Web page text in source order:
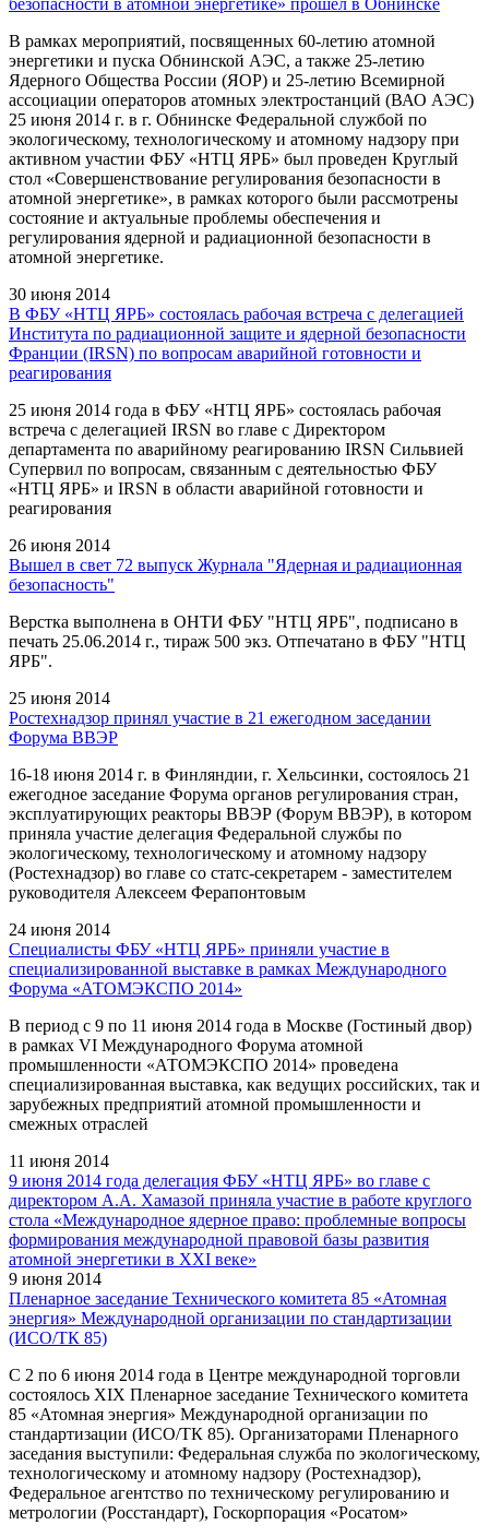
безопасности в атомной энергетике» прошел в Обнинске
В рамках мероприятий, посвященных 60-летию атомной
энергетики и пуска Обнинской АЭС, а также 25-летию
Ядерного Общества России (ЯОР) и 25-летию Всемирной
ассоциации операторов атомных электростанций (ВАО АЭС)
25 июня 2014 г. в г. Обнинске Федеральной службой по
экологическому, технологическому и атомному надзору при
активном участии ФБУ «НТЦ ЯРБ» был проведен Круглый
стол «Совершенствование регулирования безопасности в
атомной энергетике», в рамках которого были рассмотрены
состояние и актуальные проблемы обеспечения и
регулирования ядерной и радиационной безопасности в
атомной энергетике.
30 июня 2014
В ФБУ «НТЦ ЯРБ» состоялась рабочая встреча с делегацией
Института по радиационной защите и ядерной безопасности
Франции (IRSN) по вопросам аварийной готовности и
реагирования
25 июня 2014 года в ФБУ «НТЦ ЯРБ» состоялась рабочая
встреча с делегацией IRSN во главе с Директором
департамента по аварийному реагированию IRSN Сильвией
Супервил по вопросам, связанным с деятельностью ФБУ
«НТЦ ЯРБ» и IRSN в области аварийной готовности и
реагирования
26 июня 2014
Вышел в свет 72 выпуск Журнала "Ядерная и радиационная
безопасность"
Верстка выполнена в ОНТИ ФБУ "НТЦ ЯРБ", подписано в
печать 25.06.2014 г., тираж 500 экз. Отпечатано в ФБУ "НТЦ
ЯРБ".
25 июня 2014
Ростехнадзор принял участие в 21 ежегодном заседании
Форума ВВЭР
16-18 июня 2014 г. в Финляндии, г. Хельсинки, состоялось 21
ежегодное заседание Форума органов регулирования стран,
эксплуатирующих реакторы ВВЭР (Форум ВВЭР), в котором
приняла участие делегация Федеральной службы по
экологическому, технологическому и атомному надзору
(Ростехнадзор) во главе со статс-секретарем - заместителем
руководителя Алексеем Ферапонтовым
24 июня 2014
Специалисты ФБУ «НТЦ ЯРБ» приняли участие в
специализированной выставке в рамках Международного
Форума «АТОМЭКСПО 2014»
В период с 9 по 11 июня 2014 года в Москве (Гостиный двор)
в рамках VI Международного Форума атомной
промышленности «АТОМЭКСПО 2014» проведена
специализированная выставка, как ведущих российских, так и
зарубежных предприятий атомной промышленности и
смежных отраслей
11 июня 2014
9 июня 2014 года делегация ФБУ «НТЦ ЯРБ» во главе с
директором А.А. Хамазой приняла участие в работе круглого
стола «Международное ядерное право: проблемные вопросы
формирования международной правовой базы развития
атомной энергетики в XXI веке»
9 июня 2014
Пленарное заседание Технического комитета 85 «Атомная
энергия» Международной организации по стандартизации
(ИСО/ТК 85)
С 2 по 6 июня 2014 года в Центре международной торговли
состоялось XIX Пленарное заседание Технического комитета
85 «Атомная энергия» Международной организации по
стандартизации (ИСО/ТК 85). Организаторами Пленарного
заседания выступили: Федеральная служба по экологическому,
технологическому и атомному надзору (Ростехнадзор),
Федеральное агентство по техническому регулированию и
метрологии (Росстандарт), Госкорпорация «Росатом»